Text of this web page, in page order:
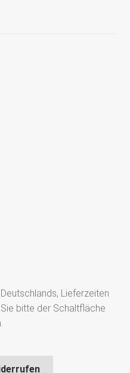
Lieferzeiten
bitte der Schaltfläche